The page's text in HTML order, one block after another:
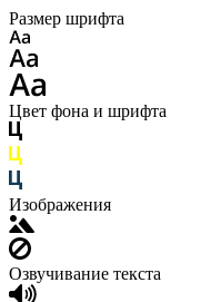
Размер шрифта
Цвет фона и шрифта
Изображения
Озвучивание текста